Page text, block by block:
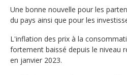
Une bonne nouvelle pour les
du pays ainsi que pour les
L'inflation des prix à la
fortement baissé depuis le niveau
en janvier 2023.